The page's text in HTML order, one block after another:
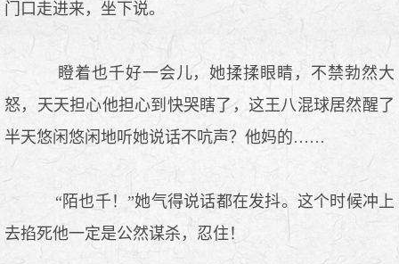
门口走进来，坐下说。
瞪着也千好一会儿，她揉揉眼睛，不禁勃然大
怒，天天担心他担心到快哭瞎了，这王八混球居然醒了
半天悠闲悠闲地听她说话不吭声？他妈的……
“陌也千！”她气得说话都在发抖。这个时候冲上
去掐死他一定是公然谋杀，忍住！